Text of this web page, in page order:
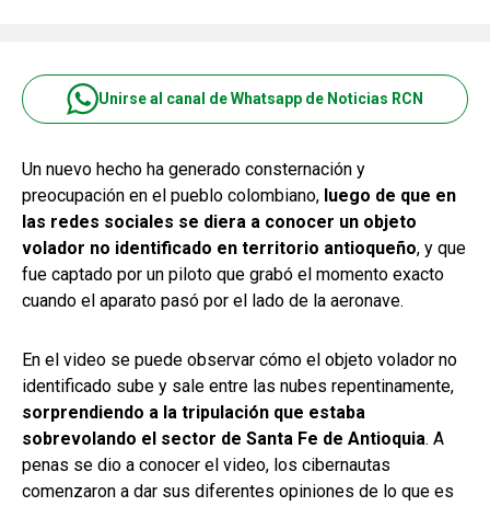
Unirse al canal de Whatsapp de Noticias RCN
Un nuevo hecho ha generado consternación y
preocupación en el pueblo colombiano, luego de que en
las redes sociales se diera a conocer un objeto
volador no identificado en territorio antioqueño, y que
fue captado por un piloto que grabó el momento exacto
cuando el aparato pasó por el lado de la aeronave.
En el video se puede observar cómo el objeto volador no
identificado sube y sale entre las nubes repentinamente,
sorprendiendo a la tripulación que estaba
sobrevolando el sector de Santa Fe de Antioquia. A
penas se dio a conocer el video, los cibernautas
comenzaron a dar sus diferentes opiniones de lo que es